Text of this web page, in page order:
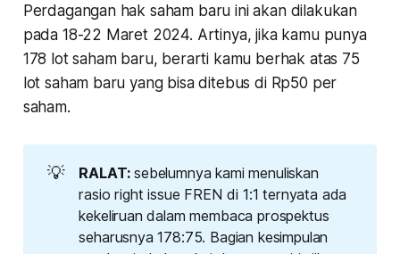
Perdagangan hak saham baru ini akan dilakukan
pada 18-22 Maret 2024. Artinya, jika kamu punya
178 lot saham baru, berarti kamu berhak atas 75
lot saham baru yang bisa ditebus di Rp50 per
saham.
💡 RALAT: sebelumnya kami menuliskan
rasio right issue FREN di 1:1 ternyata ada
kekeliruan dalam membaca prospektus
seharusnya 178:75. Bagian kesimpulan